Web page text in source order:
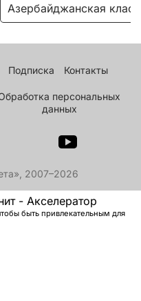
Азербайджанская
Подписка Контакты
персональных
данных
2007–2026
- Акселератор
быть привлекательным для